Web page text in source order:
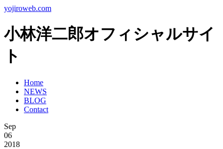
yojiroweb.com
小林洋二郎オフィシャルサイ
ト
Home
NEWS
BLOG
Contact
Sep
06
2018